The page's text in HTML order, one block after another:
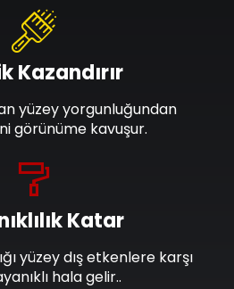
Katar
yüzey dış etkenlere karşı
hala gelir..
Kazandırır
yüzey yorgunluğundan
görünüme kavuşur.